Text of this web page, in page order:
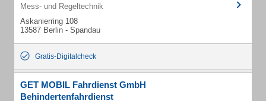
Mess- und Regeltechnik
Askanierring 108
13587 Berlin - Spandau
Gratis-Digitalcheck
GET MOBIL Fahrdienst GmbH
Behindertenfahrdienst